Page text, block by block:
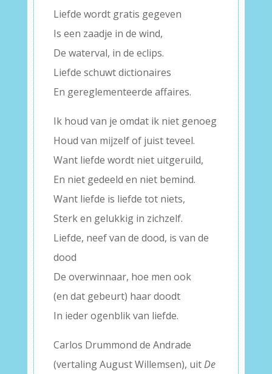
Liefde wordt gratis gegeven
Is een zaadje in de wind,
De waterval, in de eclips.
Liefde schuwt dictionaires
En gereglementeerde affaires.
Ik houd van je omdat ik niet genoeg
Houd van mijzelf of juist teveel.
Want liefde wordt niet uitgeruild,
En niet gedeeld en niet bemind.
Want liefde is liefde tot niets,
Sterk en gelukkig in zichzelf.
Liefde, neef van de dood, is van de
dood
De overwinnaar, hoe men ook
(en dat gebeurt) haar doodt
In ieder ogenblik van liefde.
Carlos Drummond de Andrade
(vertaling August Willemsen), uitDe